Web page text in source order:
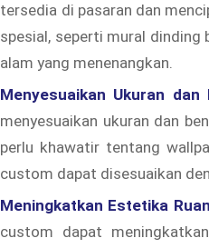
tersedia di pasaran dan
spesial, seperti mural
alam yang menenangkan.
Menyesuaikan Ukuran dan
menyesuaikan ukuran dan
perlu khawatir tentang
custom dapat disesuaikan
Meningkatkan Estetika
custom dapat